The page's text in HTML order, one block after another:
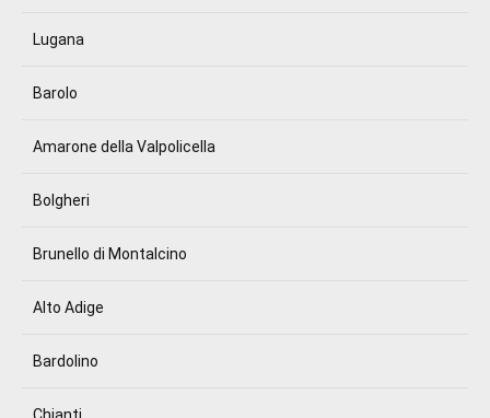
Lugana
Barolo
Amarone della Valpolicella
Bolgheri
Brunello di Montalcino
Alto Adige
Bardolino